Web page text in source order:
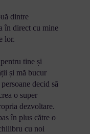
dintre
în direct cu mine
lor.
tine și
și mă bucur
decid să
o super
dezvoltare.
în plus către o
cu noi